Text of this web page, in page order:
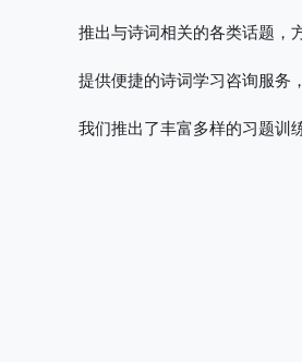
推出与诗词相关的各类话题，
提供便捷的诗词学习咨询服务
我们推出了丰富多样的习题训